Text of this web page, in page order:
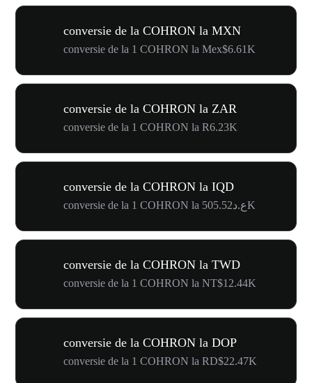
conversie de la COHRON la MXN
conversie de la 1 COHRON la Mex$6.61K
conversie de la COHRON la ZAR
conversie de la 1 COHRON la R6.23K
conversie de la COHRON la IQD
conversie de la 1 COHRON la ع.د505.52K
conversie de la COHRON la TWD
conversie de la 1 COHRON la NT$12.44K
conversie de la COHRON la DOP
conversie de la 1 COHRON la RD$22.47K